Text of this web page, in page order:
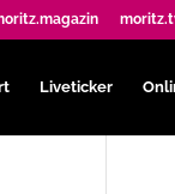
Liveticker